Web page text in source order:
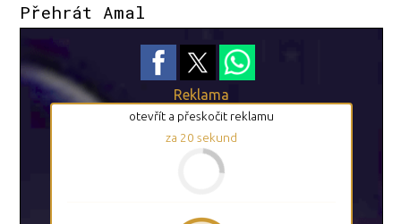
Přehrát Amal
Reklama
otevřít a přeskočit reklamu
za 19 sekund